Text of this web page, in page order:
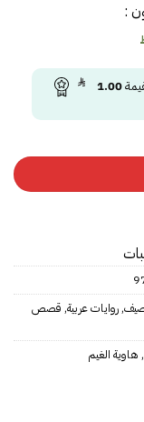
:
1.00
,روايات عربية, قصص
, هاوية الغيم